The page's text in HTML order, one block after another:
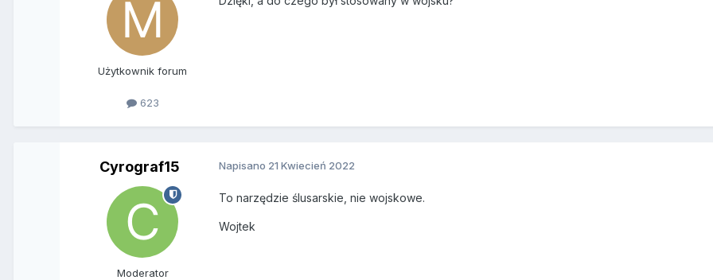
Użytkownik forum
623
Cyrograf15
Moderator
Napisano 21 Kwiecień 2022
To narzędzie ślusarskie, nie wojskowe.
Wojtek